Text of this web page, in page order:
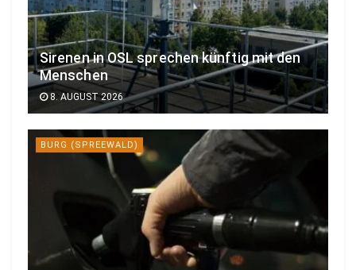
Sirenen in OSL sprechen künftig mit den
Menschen
8. AUGUST 2026
BURG (SPREEWALD)